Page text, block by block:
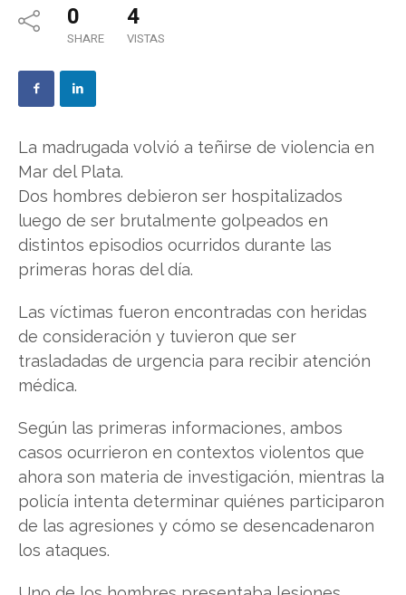
0
SHARE
4
VISTAS
La madrugada volvió a teñirse de violencia en
Mar del Plata.
Dos hombres debieron ser hospitalizados
luego de ser brutalmente golpeados en
distintos episodios ocurridos durante las
primeras horas del día.
Las víctimas fueron encontradas con heridas
de consideración y tuvieron que ser
trasladadas de urgencia para recibir atención
médica.
Según las primeras informaciones, ambos
casos ocurrieron en contextos violentos que
ahora son materia de investigación, mientras la
policía intenta determinar quiénes participaron
de las agresiones y cómo se desencadenaron
los ataques.